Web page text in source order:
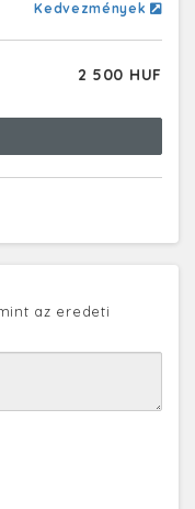
Kedvezmények
2 500 HUF
az eredeti